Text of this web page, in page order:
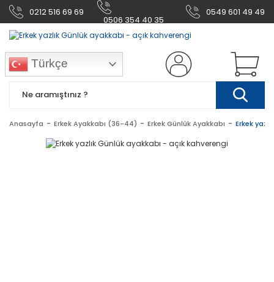
0212 516 69 69
0506 354 40 35
0549 601 49 49
Türkçe
Anasayfa Erkek Ayakkabı (36-44) Erkek Günlük Ayakkabı Erkek